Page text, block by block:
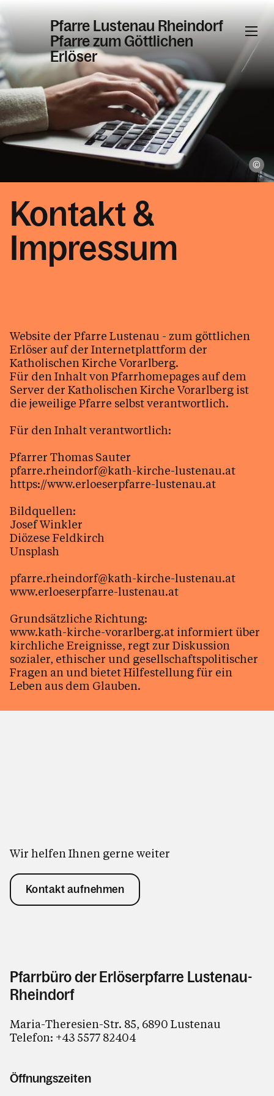
Pfarre Lustenau Rheindorf
Pfarre zum Göttlichen
Erlöser
Informationen
Kalender
Kontakt
Kontakt &
Impressum
Website der Pfarre Lustenau - zum göttlichen
Erlöser auf der Internetplattform der
Katholischen Kirche Vorarlberg.
Für den Inhalt von Pfarrhomepages auf dem
Server der Katholischen Kirche Vorarlberg ist
die jeweilige Pfarre selbst verantwortlich.
Für den Inhalt verantwortlich:
Pfarrer Thomas Sauter
pfarre.rheindorf@kath-kirche-lustenau.at
https://www.erloeserpfarre-lustenau.at
Bildquellen:
Josef Winkler
Diözese Feldkirch
Unsplash
pfarre.rheindorf@kath-kirche-lustenau.at
www.erloeserpfarre-lustenau.at
Grundsätzliche Richtung:
www.kath-kirche-vorarlberg.at informiert über
kirchliche Ereignisse, regt zur Diskussion
sozialer, ethischer und gesellschaftspolitischer
Fragen an und bietet Hilfestellung für ein
Leben aus dem Glauben.
Wir helfen Ihnen gerne weiter
Kontakt aufnehmen
Pfarrbüro der Erlöserpfarre Lustenau-
Rheindorf
Maria-Theresien-Str. 85, 6890 Lustenau
Telefon: +43 5577 82404
Öffnungszeiten